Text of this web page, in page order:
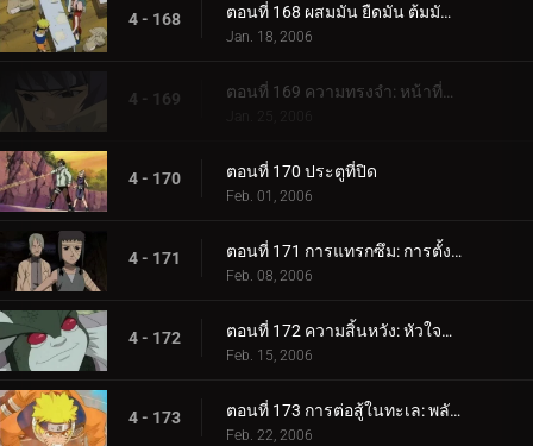
4 - 168 ตอนที่ 168 ผสมมัน ยืดมัน ต้มมันขึ้นมา! เผาหม้อทองแดงเผา!
Jan. 18, 2006
4 - 169
Jan. 25, 2006
4 - 170 ตอนที่ 170 ประตูที่ปิด
Feb. 01, 2006
4 - 171 ตอนที่ 171 การแทรกซึม: การตั้งค่า!
Feb. 08, 2006
4 - 172 ตอนที่ 172 ความสิ้นหวัง: หัวใจที่แตกร้าว
Feb. 15, 2006
4 - 173 ตอนที่ 173 การต่อสู้ในทะเล: พลังที่ปลดปล่อย!
Feb. 22, 2006